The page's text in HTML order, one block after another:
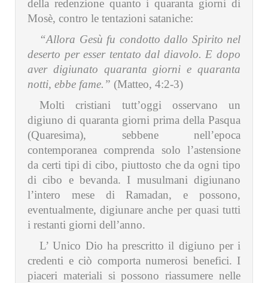
della redenzione quanto i quaranta giorni di
Mosè, contro le tentazioni sataniche:
“Allora Gesù fu condotto dallo Spirito nel
deserto per esser tentato dal diavolo. E dopo
aver digiunato quaranta giorni e quaranta
notti, ebbe fame.” (Matteo, 4:2-3)
Molti cristiani tutt’oggi osservano un
digiuno di quaranta giorni prima della Pasqua
(Quaresima), sebbene nell’epoca
contemporanea comprenda solo l’astensione
da certi tipi di cibo, piuttosto che da ogni tipo
di cibo e bevanda. I musulmani digiunano
l’intero mese di Ramadan, e possono,
eventualmente, digiunare anche per quasi tutti
i restanti giorni dell’anno.
L’ Unico Dio ha prescritto il digiuno per i
credenti e ciò comporta numerosi benefici. I
piaceri materiali si possono riassumere nelle